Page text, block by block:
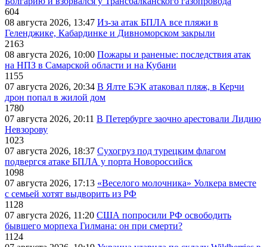
604
08 августа 2026, 13:47 Из-за атак БПЛА все пляжи в
Геленджике, Кабардинке и Дивноморском закрыли
2163
08 августа 2026, 10:00 Пожары и раненые: последствия атак
на НПЗ в Самарской области и на Кубани
1155
07 августа 2026, 20:34 В Ялте БЭК атаковал пляж, в Керчи
дрон попал в жилой дом
1780
07 августа 2026, 20:11 В Петербурге заочно арестовали Лидию
Невзорову
1023
07 августа 2026, 18:37 Сухогруз под турецким флагом
подвергся атаке БПЛА у порта Новороссийск
1098
07 августа 2026, 17:13 «Веселого молочника» Уолкера вместе
с семьей хотят выдворить из РФ
1128
07 августа 2026, 11:20 США попросили РФ освободить
бывшего морпеха Гилмана: он при смерти?
1124